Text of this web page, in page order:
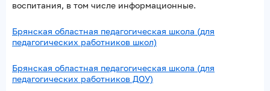
воспитания, в том числе информационные.
Брянская областная педагогическая школа (для
педагогических работников школ)
Брянская областная педагогическая школа (для
педагогических работников ДОУ)